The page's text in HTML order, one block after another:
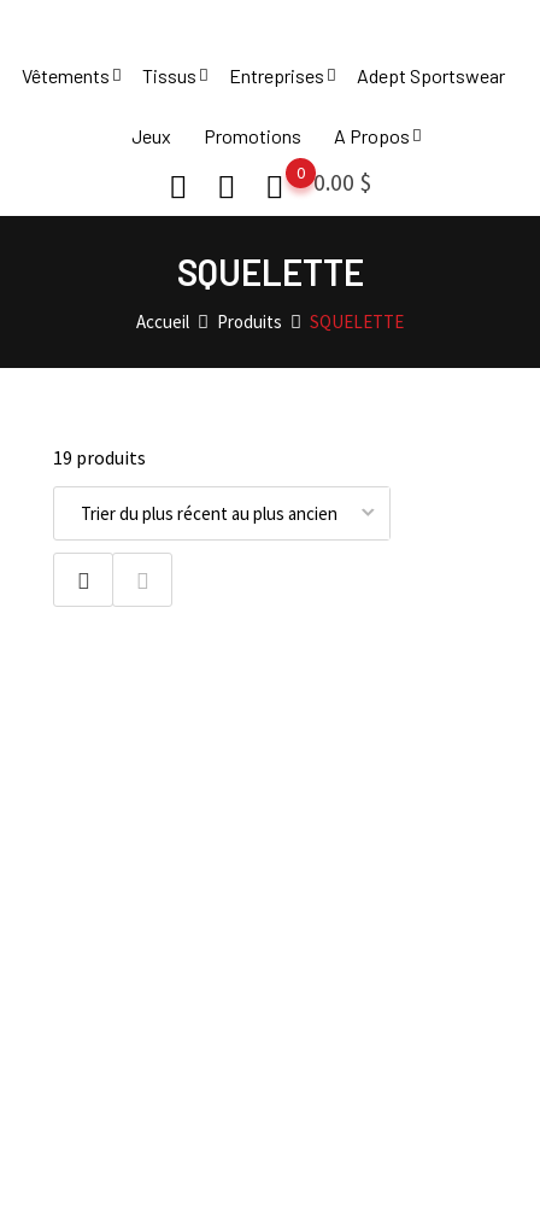
content
Vêtements Tissus Entreprises Adept Sportswear
Jeux Promotions A Propos
0.00 $
0
SQUELETTE
Accueil Produits SQUELETTE
19 produits